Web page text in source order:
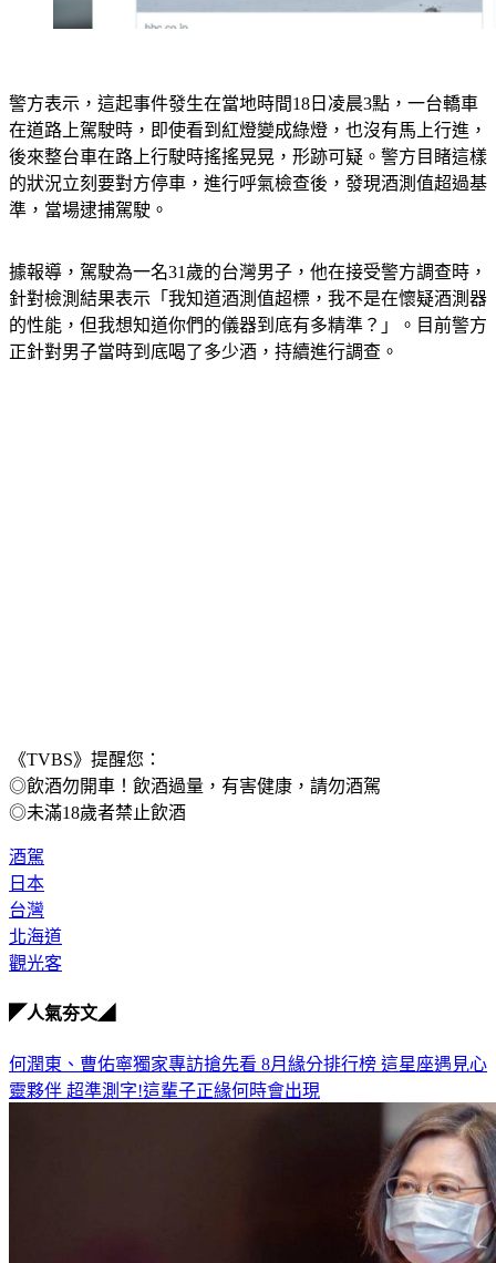
警方表示，這起事件發生在當地時間18日凌晨3點，一台轎車
在道路上駕駛時，即使看到紅燈變成綠燈，也沒有馬上行進，
後來整台車在路上行駛時搖搖晃晃，形跡可疑。警方目睹這樣
的狀況立刻要對方停車，進行呼氣檢查後，發現酒測值超過基
據報導，駕駛為一名31歲的台灣男子，他在接受警方調查時，
針對檢測結果表示「我知道酒測值超標，我不是在懷疑酒測器
的性能，但我想知道你們的儀器到底有多精準？」。目前警方
《TVBS》提醒您：
◎飲酒勿開車！飲酒過量，有害健康，請勿酒駕
酒駕
日本
台灣
北海道
何潤東、曹佑寧獨家專訪搶先看8月緣分排行榜 這星座遇見心